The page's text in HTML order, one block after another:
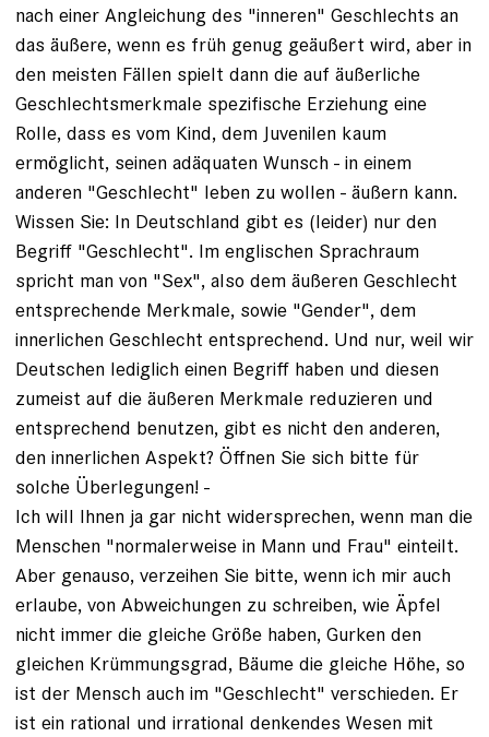
nach einer Angleichung des "inneren" Geschlechts an
das äußere, wenn es früh genug geäußert wird, aber in
den meisten Fällen spielt dann die auf äußerliche
Geschlechtsmerkmale spezifische Erziehung eine
Rolle, dass es vom Kind, dem Juvenilen kaum
ermöglicht, seinen adäquaten Wunsch - in einem
anderen "Geschlecht" leben zu wollen - äußern kann.
Wissen Sie: In Deutschland gibt es (leider) nur den
Begriff "Geschlecht". Im englischen Sprachraum
spricht man von "Sex", also dem äußeren Geschlecht
entsprechende Merkmale, sowie "Gender", dem
innerlichen Geschlecht entsprechend. Und nur, weil wir
Deutschen lediglich einen Begriff haben und diesen
zumeist auf die äußeren Merkmale reduzieren und
entsprechend benutzen, gibt es nicht den anderen,
den innerlichen Aspekt? Öffnen Sie sich bitte für
solche Überlegungen! -
Ich will Ihnen ja gar nicht widersprechen, wenn man die
Menschen "normalerweise in Mann und Frau" einteilt.
Aber genauso, verzeihen Sie bitte, wenn ich mir auch
erlaube, von Abweichungen zu schreiben, wie Äpfel
nicht immer die gleiche Größe haben, Gurken den
gleichen Krümmungsgrad, Bäume die gleiche Höhe, so
ist der Mensch auch im "Geschlecht" verschieden. Er
ist ein rational und irrational denkendes Wesen mit